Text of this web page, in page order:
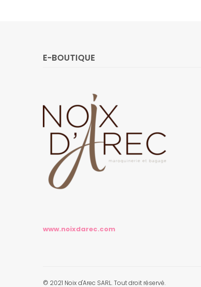
E-BOUTIQUE
www.noixdarec.com
© 2021 Noix d'Arec SARL. Tout droit réservé.